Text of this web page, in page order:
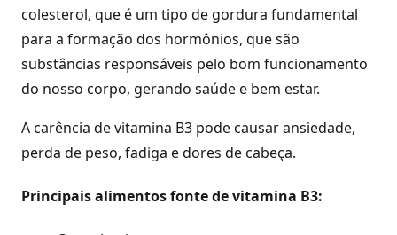
colesterol, que é um tipo de gordura fundamental
para a formação dos hormônios, que são
substâncias responsáveis pelo bom funcionamento
do nosso corpo, gerando saúde e bem estar.
A carência de vitamina B3 pode causar ansiedade,
perda de peso, fadiga e dores de cabeça.
Principais alimentos fonte de vitamina B3: